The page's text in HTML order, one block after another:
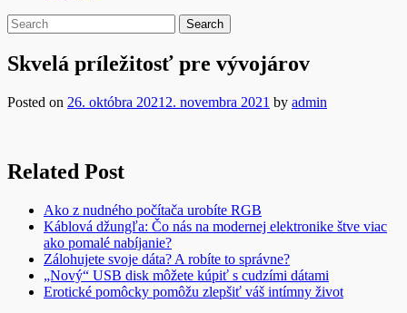
Skvelá príležitosť pre vývojárov
Posted on 26. októbra 2021 2. novembra 2021 by admin
Related Post
Ako z nudného počítača urobíte RGB
Káblová džungľa: Čo nás na modernej elektronike štve viac
ako pomalé nabíjanie?
Zálohujete svoje dáta? A robíte to správne?
„Nový“ USB disk môžete kúpiť s cudzími dátami
Erotické pomôcky pomôžu zlepšiť váš intímny život